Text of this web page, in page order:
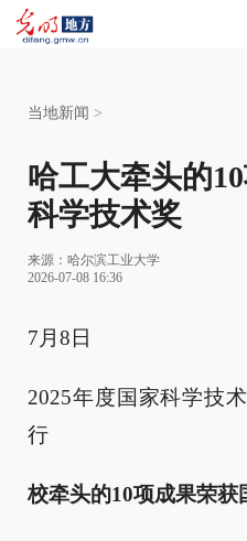
当地新闻 >
哈工大牵头的
科学技术奖
来源： 哈尔滨工业大学
2026-07-08 16:36
7月8日
2025年度国家科学技
行
校牵头的10项成果荣获